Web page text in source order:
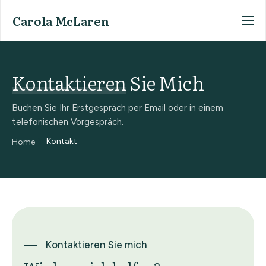
Carola McLaren
Home
Meine Person
Kontakt
KontaktierenSie Mich
Buchen Sie Ihr Erstgespräch per Email oder in einem
telefonischen Vorgespräch.
Home Kontakt
Kontaktieren Sie mich